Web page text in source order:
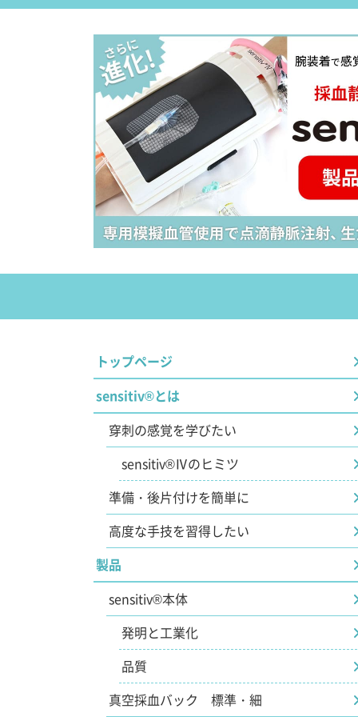
トップページ
sensitiv®とは
穿刺の感覚を学びたい
sensitiv®Ⅳのヒミツ
準備・後片付けを簡単に
高度な手技を習得したい
製品
sensitiv®本体
発明と工業化
品質
真空採血バック 標準・細